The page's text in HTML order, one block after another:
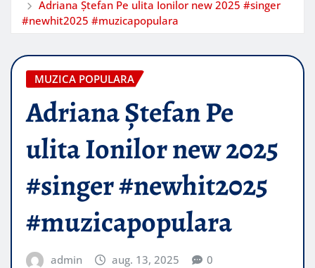
Adriana Ștefan Pe ulita Ionilor new 2025 #singer
#newhit2025 #muzicapopulara
MUZICA POPULARA
Adriana Ștefan Pe
ulita Ionilor new 2025
#singer #newhit2025
#muzicapopulara
admin aug. 13, 2025 0